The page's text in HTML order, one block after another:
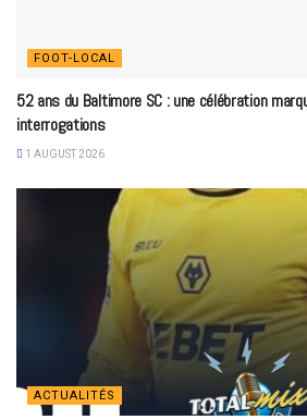
FOOT-LOCAL
52 ans du Baltimore SC : une célébration
interrogations
1 AUGUST 2026
ACTUALITÉS